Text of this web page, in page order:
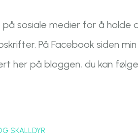
på sosiale medier for å
På Facebook siden
her på bloggen, du kan
SKALLDYR